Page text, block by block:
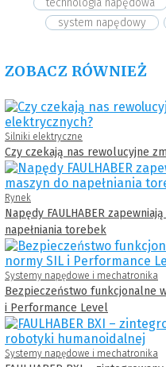
technologia napędowa
system napędowy
ZOBACZ RÓWNIEŻ
Silniki elektryczne
Czy czekają nas rewolucyjne
Rynek
Napędy FAULHABER
napełniania torebek
Systemy napędowe i mechatronika
Bezpieczeństwo funkcjonalne
i Performance Level
Systemy napędowe i mechatronika